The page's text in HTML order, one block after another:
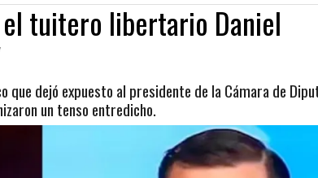
tuitero libertario Daniel
dejó expuesto al presidente de la Cámara de
un tenso entredicho.